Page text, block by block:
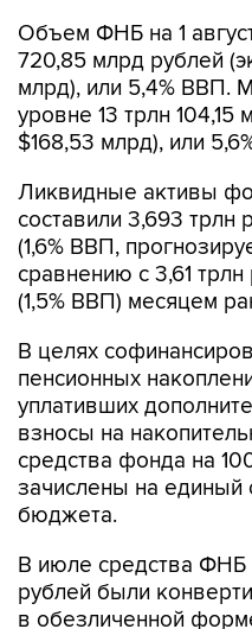
млрд), или 5,4% ВВП.
уровне 13 трлн 104,15
$168,53 млрд), или
Ликвидные активы
(1,6% ВВП,
сравнению с 3,61
(1,5% ВВП) месяцем
В целях
уплативших
взносы на
средства фонда на
зачислены на единый
бюджета.
В июле средства ФНБ
в обезличенной
рублей в 47,1 млн